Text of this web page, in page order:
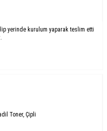
yerinde kurulum yaparak teslim etti
Toner, Çipli